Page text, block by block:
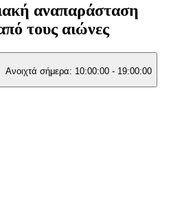
αναπαράσταση
τους αιώνες
Ανοιχτά σήμερα: 10:00:00 - 19:00:00